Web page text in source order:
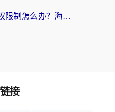
在国外想看爱奇艺版权限制怎么办？海外华人必看的追剧自由指南
接